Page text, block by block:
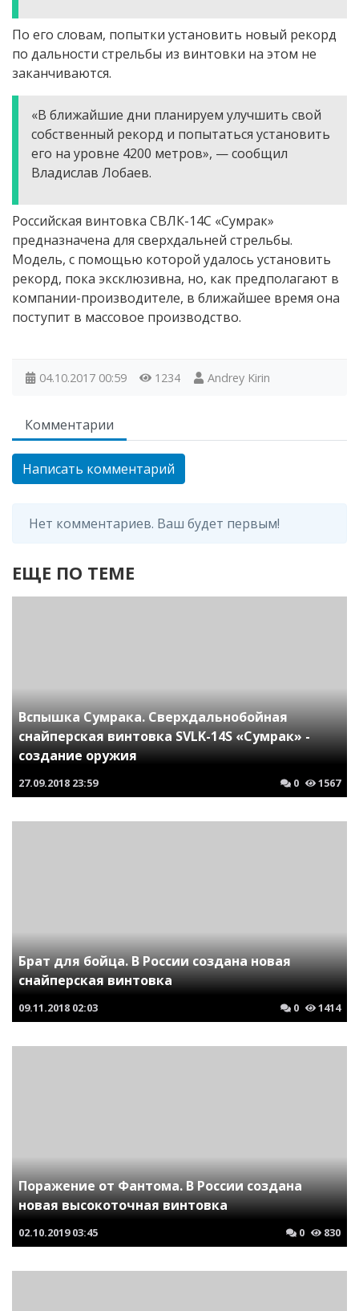
По его словам, попытки установить новый рекорд
по дальности стрельбы из винтовки на этом не
заканчиваются.
«В ближайшие дни планируем улучшить свой
собственный рекорд и попытаться установить
его на уровне 4200 метров», — сообщил
Владислав Лобаев.
Российская винтовка СВЛК-14С «Сумрак»
предназначена для сверхдальней стрельбы.
Модель, с помощью которой удалось установить
рекорд, пока эксклюзивна, но, как предполагают в
компании-производителе, в ближайшее время она
поступит в массовое производство.
04.10.2017 00:59 1234 Andrey Kirin
Комментарии
Написать комментарий
Нет комментариев. Ваш будет первым!
ЕЩЕ ПО ТЕМЕ
Вспышка Сумрака. Сверхдальнобойная
снайперская винтовка SVLK-14S «Сумрак» -
создание оружия
27.09.2018 23:59 0 1567
Брат для бойца. В России создана новая
снайперская винтовка
09.11.2018 02:03 0 1414
Поражение от Фантома. В России создана
новая высокоточная винтовка
02.10.2019 03:45 0 830